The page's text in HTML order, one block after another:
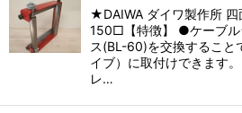
絞り込む
★DAIWA ダイワ製作所 四
150□【特徴】 ●ケーブル
ス(BL-60)を交換すること
イブ）に取付けできます
レ…